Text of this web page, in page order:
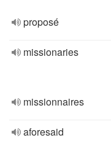
proposé
missionaries
missionnaires
aforesaid